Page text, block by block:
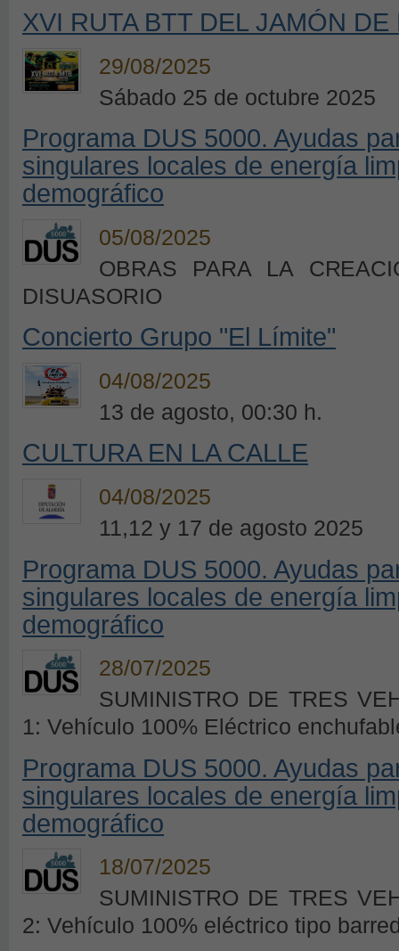
XVI RUTA BTT DEL JAMÓN DE
29/08/2025
Sábado 25 de octubre 2025
Programa DUS 5000. Ayudas
singulares locales de energía
demográfico
05/08/2025
OBRAS PARA LA
DISUASORIO
Concierto Grupo "El Límite"
04/08/2025
13 de agosto, 00:30 h.
CULTURA EN LA CALLE
04/08/2025
11,12 y 17 de agosto 2025
Programa DUS 5000. Ayudas
singulares locales de energía
demográfico
28/07/2025
SUMINISTRO DE TRES
1: Vehículo 100% Eléctrico
Programa DUS 5000. Ayudas
singulares locales de energía
demográfico
18/07/2025
SUMINISTRO DE TRES
2: Vehículo 100% eléctrico tipo